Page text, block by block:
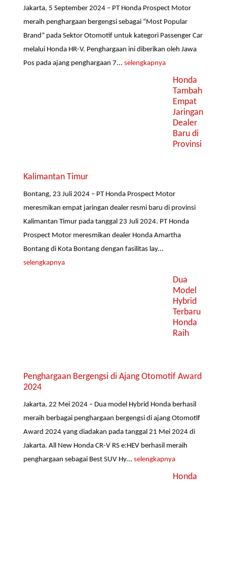
Jakarta, 5 September 2024 – PT Honda Prospect Motor
meraih penghargaan bergengsi sebagai “Most Popular
Brand” pada Sektor Otomotif untuk kategori Passenger Car
melalui Honda HR-V. Penghargaan ini diberikan oleh Jawa
Pos pada ajang penghargaan 7...selengkapnya
Honda
Tambah
Empat
Jaringan
Dealer
Baru di
Provinsi
Kalimantan Timur
Bontang, 23 Juli 2024 – PT Honda Prospect Motor
meresmikan empat jaringan dealer resmi baru di provinsi
Kalimantan Timur pada tanggal 23 Juli 2024. PT Honda
Prospect Motor meresmikan dealer Honda Amartha
Bontang di Kota Bontang dengan fasilitas lay...
selengkapnya
Dua
Model
Hybrid
Terbaru
Honda
Raih
Penghargaan Bergengsi di Ajang Otomotif Award
2024
Jakarta, 22 Mei 2024 – Dua model Hybrid Honda berhasil
meraih berbagai penghargaan bergengsi di ajang Otomotif
Award 2024 yang diadakan pada tanggal 21 Mei 2024 di
Jakarta. All New Honda CR-V RS e:HEV berhasil meraih
penghargaan sebagai Best SUV Hy...selengkapnya
Honda